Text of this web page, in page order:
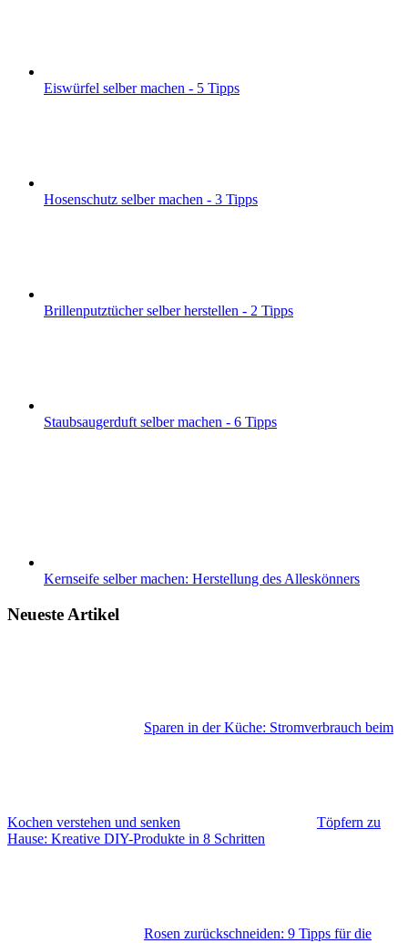
Eiswürfel selber machen - 5 Tipps
Hosenschutz selber machen - 3 Tipps
Brillenputztücher selber herstellen - 2 Tipps
Staubsaugerduft selber machen - 6 Tipps
Kernseife selber machen: Herstellung des Alleskönners
Neueste Artikel
Sparen in der Küche: Stromverbrauch beim
Kochen verstehen und senken
Töpfern zu
Hause: Kreative DIY-Produkte in 8 Schritten
Rosen zurückschneiden: 9 Tipps für die